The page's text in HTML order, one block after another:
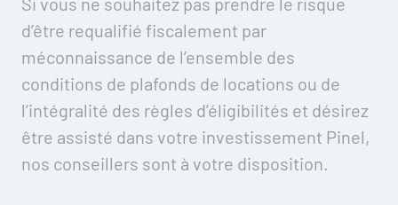
d’être requalifié fiscalement par
méconnaissance de l’ensemble des
conditions de plafonds de locations ou de
l’intégralité des règles d’éligibilités et désirez
être assisté dans votre investissement Pinel,
nos conseillers sont à votre disposition.